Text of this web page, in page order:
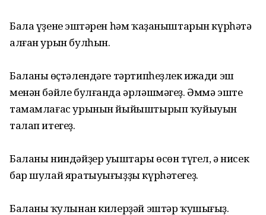
Бала үҙенең эштәрен һәм ҡаҙаныштарын күрһәтә
алған урын булһын.
Баланың өҫтәлендәге тәртипһеҙлек ижади эш
менән бәйле булғанда әрләшмәгеҙ. Әммә эште
тамамлағас урынын йыйыштырып ҡуйыуын
талап итегеҙ.
Баланы ниндәйҙер уңыштары өсөн түгел, ә нисек
бар шулай яратыуығыҙҙы күрһәтегеҙ.
Баланың ҡулынан килерҙәй эштәр ҡушығыҙ.